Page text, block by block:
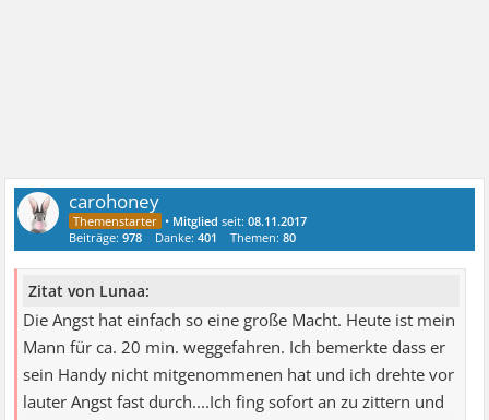
carohoney
• Mitglied seit:08.11.2017
Beiträge:978 Danke:401 Themen:80
Zitat von Lunaa:
Die Angst hat einfach so eine große Macht. Heute ist mein
Mann für ca. 20 min. weggefahren. Ich bemerkte dass er
sein Handy nicht mitgenommenen hat und ich drehte vor
lauter Angst fast durch....Ich fing sofort an zu zittern und